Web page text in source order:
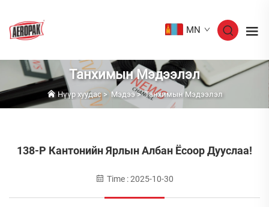
MN
Танхимын Мэдээлэл
Нүүр хуудас> Мэдээ>Танхимын Мэдээлэл
138-Р Кантонийн Ярлын Албан Ёсоор Дууслаа!
Time : 2025-10-30